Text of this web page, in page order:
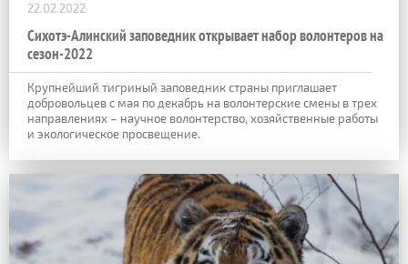
22.02.2022
Сихотэ-Алинский заповедник открывает набор волонтеров на
сезон-2022
Крупнейший тигриный заповедник страны приглашает
добровольцев с мая по декабрь на волонтерские смены в трех
направлениях – научное волонтерство, хозяйственные работы
и экологическое просвещение.